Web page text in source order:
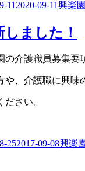
11 2020-09-11ゴ
ー
興楽
ました！
の介護職員募集要
や、介護職に興味
さい。
252017-09-08ゴ
興楽